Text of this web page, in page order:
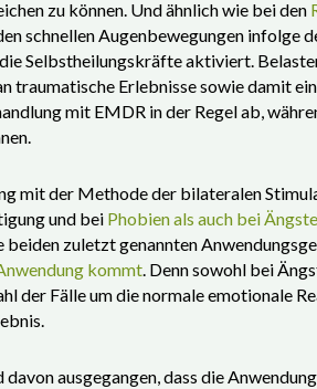
zu können. Und ähnlich wie bei den
schnellen Augenbewegungen infolge
Selbstheilungskräfte aktiviert.
traumatische Erlebnisse sowie damit
mit EMDR in der Regel ab,
mit der Methode der bilateralen
und bei Phobien als auch bei
beiden zuletzt genannten
kommt . Denn sowohl bei
der Fälle um die normale emotionale
ausgegangen, dass die Anwendung